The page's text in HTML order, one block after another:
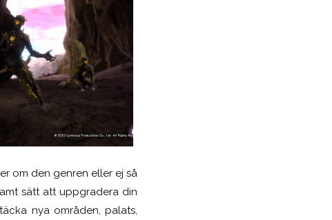
om den genren eller ej så
sätt att uppgradera din
nya områden, palats,